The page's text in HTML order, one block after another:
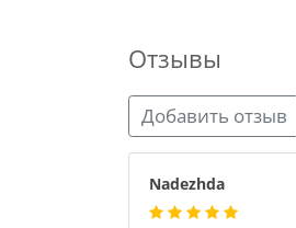
Отзывы
Добавить отзыв
Nadezhda